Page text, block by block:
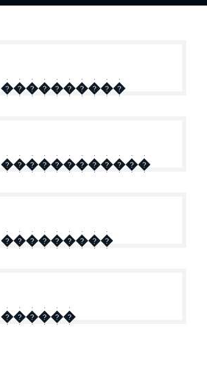
����������
������������
���������
������